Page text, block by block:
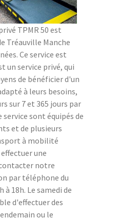
TPMR 50 est
Tréauville Manche
Ce service est
un service privé, qui
de bénéficier d'un
à leurs besoins,
sur 7 et 365 jours par
service sont équipés de
et de plusieurs
à mobilité
une
notre
par téléphone du
à 18h. Le samedi de
d'effectuer des
ou le